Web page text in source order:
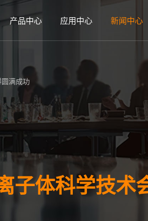
产品中心 应用中心 新闻中心
满成功
子体科学技术